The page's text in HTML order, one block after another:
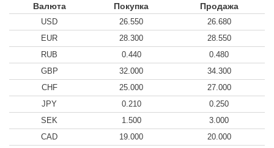
Валюта Покупка Продажа
USD 26.550
26.680
EUR
28.300
28.550
RUB
0.440
0.480
GBP
32.000
34.300
CHF
25.000
27.000
JPY
0.210
0.250
SEK
1.500
3.000
CAD
19.000
20.000